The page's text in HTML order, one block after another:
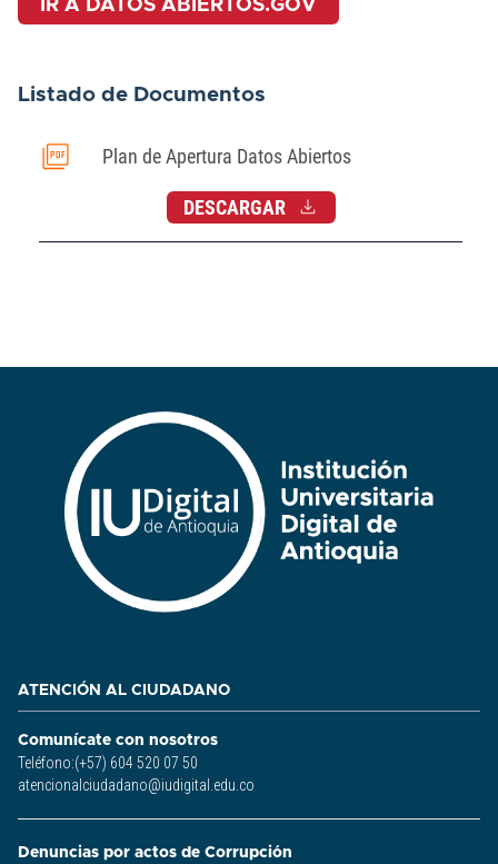
IR A DATOS ABIERTOS.GOV
Listado de Documentos
Plan de Apertura Datos Abiertos
DESCARGAR
ATENCIÓN AL CIUDADANO
Comunícate con nosotros
Teléfono:(+57) 604 520 07 50
atencionalciudadano@iudigital.edu.co
Denuncias por actos de Corrupción